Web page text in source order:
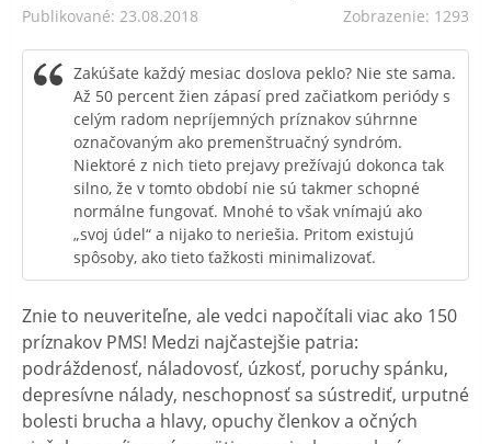
Publikované: 23.08.2018 Zobrazenie: 1293
Zakúšate každý mesiac doslova peklo? Nie ste sama.
Až 50 percent žien zápasí pred začiatkom periódy s
celým radom nepríjemných príznakov súhrnne
označovaným ako premenštruačný syndróm.
Niektoré z nich tieto prejavy prežívajú dokonca tak
silno, že v tomto období nie sú takmer schopné
normálne fungovať. Mnohé to však vnímajú ako
„svoj údel“ a nijako to neriešia. Pritom existujú
spôsoby, ako tieto ťažkosti minimalizovať.
Znie to neuveriteľne, ale vedci napočítali viac ako 150
príznakov PMS! Medzi najčastejšie patria:
podráždenosť, náladovosť, úzkosť, poruchy spánku,
depresívne nálady, neschopnosť sa sústrediť, urputné
bolesti brucha a hlavy, opuchy členkov a očných